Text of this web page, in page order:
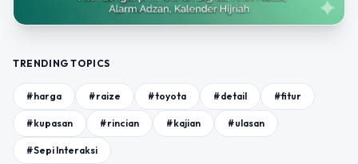
TRENDING TOPICS
#harga #raize #toyota #detail #fitur
#kupasan #rincian #kajian #ulasan
#Sepi Interaksi